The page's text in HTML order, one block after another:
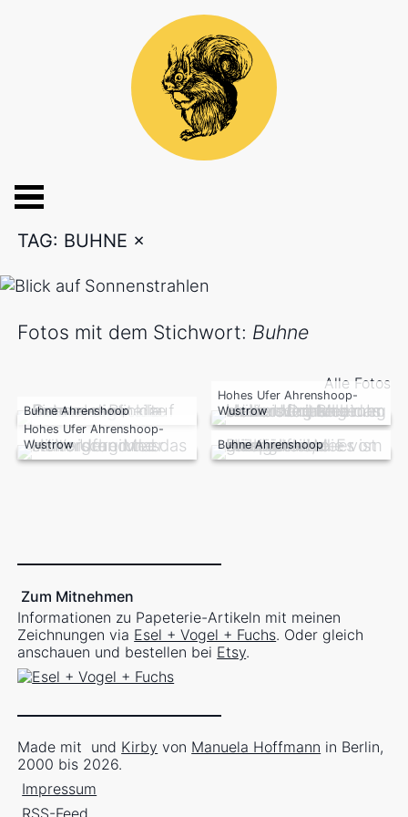
TAG: BUHNE ×
Fotos mit dem Stichwort: Buhne
Alle Fotos
Buhne Ahrenshoop
Hohes Ufer Ahrenshoop-
Wustrow
Hohes Ufer Ahrenshoop-
Wustrow
Buhne Ahrenshoop
Zum Mitnehmen
Informationen zu Papeterie-Artikeln mit meinen
Zeichnungen via Esel + Vogel + Fuchs. Oder gleich
anschauen und bestellen bei Etsy.
Made mit und Kirby von Manuela Hoffmann in Berlin,
2000 bis 2026.
Impressum
RSS-Feed